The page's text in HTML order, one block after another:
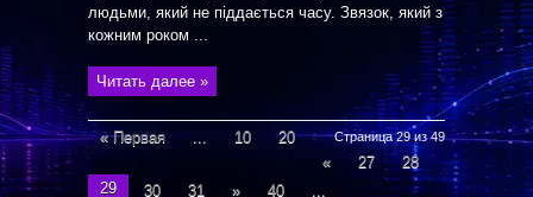
людьми, який не піддається часу. Звязок, який з
кожним роком ...
Читать далее »
Страница 29 из 49
« Первая ... 10
20
«
27
28
29
30 31 » 40 ...